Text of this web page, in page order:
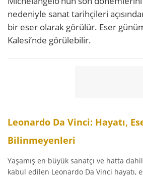
nedeniyle sanat tarihçileri
bir eser olarak görülür. Eser
Kalesi’nde görülebilir.
Leonardo Da Vinci: Hayatı,
Bilinmeyenleri
Yaşamış en büyük sanatçı ve hatta
kabul edilen Leonardo Da Vinci hayatı,